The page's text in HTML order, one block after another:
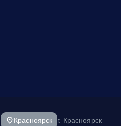
Красноярск г. Красноярск